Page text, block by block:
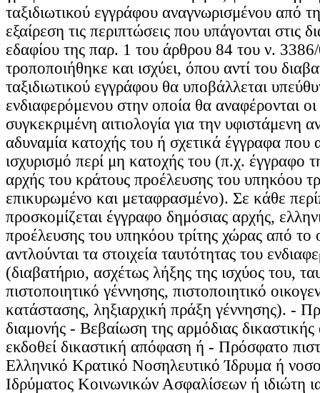
ταξιδιωτικού εγγράφου αναγνωρισμένου από
εξαίρεση τις περιπτώσεις που υπάγονται στις
εδαφίου της παρ. 1 του άρθρου 84 του ν.
τροποποιήθηκε και ισχύει, όπου αντί του
ταξιδιωτικού εγγράφου θα υποβάλλεται
ενδιαφερόμενου στην οποία θα αναφέρονται οι
συγκεκριμένη αιτιολογία για την υφιστάμενη
αδυναμία κατοχής του ή σχετικά έγγραφα που
ισχυρισμό περί μη κατοχής του (π.χ. έγγραφο
αρχής του κράτους προέλευσης του υπηκόου
επικυρωμένο και μεταφρασμένο). Σε κάθε
προσκομίζεται έγγραφο δημόσιας αρχής,
προέλευσης του υπηκόου τρίτης χώρας από το
αντλούνται τα στοιχεία ταυτότητας του
(διαβατήριο, ασχέτως λήξης της ισχύος του,
πιστοποιητικό γέννησης, πιστοποιητικό
κατάστασης, ληξιαρχική πράξη γέννησης). -
διαμονής - Βεβαίωση της αρμόδιας δικαστικής
εκδοθεί δικαστική απόφαση ή - Πρόσφατο
Ελληνικό Κρατικό Νοσηλευτικό Ίδρυμα ή
Ιδρύματος Κοινωνικών Ασφαλίσεων ή ιδιώτη